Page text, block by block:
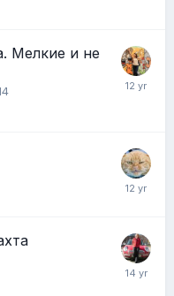
Мелкие и не